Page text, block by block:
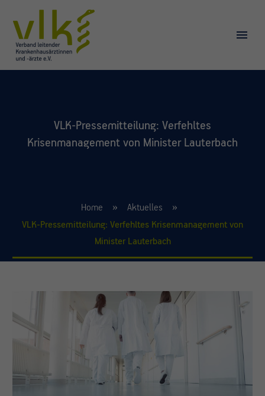
VLK-Pressemitteilung: Verfehltes
Krisenmanagement von Minister Lauterbach
Home
Aktuelles
VLK-Pressemitteilung: Verfehltes Krisenmanagement von
Minister Lauterbach